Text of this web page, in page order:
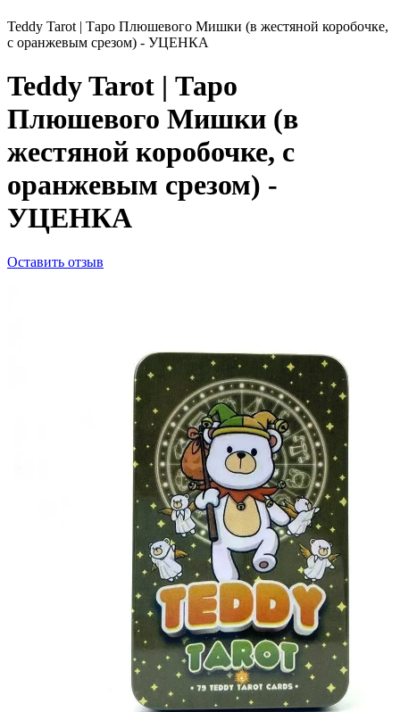
Teddy Tarot | Таро Плюшевого Мишки (в жестяной коробочке,
с оранжевым срезом) - УЦЕНКА
Teddy Tarot | Таро
Плюшевого Мишки (в
жестяной коробочке, с
оранжевым срезом) -
УЦЕНКА
Оставить отзыв